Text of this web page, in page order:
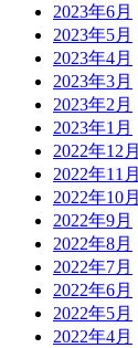
2023年6月
2023年5月
2023年4月
2023年3月
2023年2月
2023年1月
2022年12月
2022年11月
2022年10月
2022年9月
2022年8月
2022年7月
2022年6月
2022年5月
2022年4月